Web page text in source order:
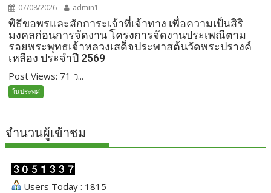
07/08/2026 admin1
พิธีขอพรและสักการะเจ้าที่เจ้าทาง เพื่อความเป็นสิริ
มงคลก่อนการจัดงาน โครงการจัดงานประเพณีตาม
รอยพระพุทธเจ้าหลวงเสด็จประพาสต้นวัดพระปรางค์
เหลือง ประจำปี 2569
Post Views: 71 ว...
ในประทศ
จำนวนผู้เข้าชม
Users Today : 1815